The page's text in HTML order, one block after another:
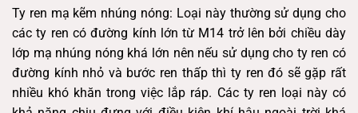
Ty ren mạ kẽm nhúng nóng: Loại này thường sử dụng cho
các ty ren có đường kính lớn từ M14 trở lên bởi chiều dày
lớp mạ nhúng nóng khá lớn nên nếu sử dụng cho ty ren có
đường kính nhỏ và bước ren thấp thì ty ren đó sẽ gặp rất
nhiều khó khăn trong việc lắp ráp. Các ty ren loại này có